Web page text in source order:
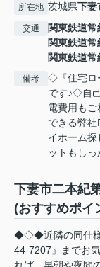
所在地 茨城県下妻
交通 関東鉄道常
関東鉄道常
関東鉄道常
備考
◇『住宅ロ
です♪◇自
電費用も
できる弊
イホーム探
ットもしっ
下妻市二本紀
(おすすめポイ
◆◇◆近隣の同仕
44-7207』までお